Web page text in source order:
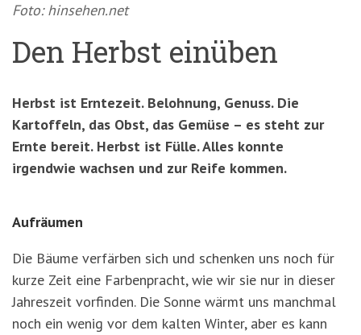
Foto: hinsehen.net
Den Herbst einüben
Herbst ist Erntezeit. Belohnung, Genuss. Die
Kartoffeln, das Obst, das Gemüse – es steht zur
Ernte bereit. Herbst ist Fülle. Alles konnte
irgendwie wachsen und zur Reife kommen.
Aufräumen
Die Bäume verfärben sich und schenken uns noch für
kurze Zeit eine Farbenpracht, wie wir sie nur in dieser
Jahreszeit vorfinden. Die Sonne wärmt uns manchmal
noch ein wenig vor dem kalten Winter, aber es kann